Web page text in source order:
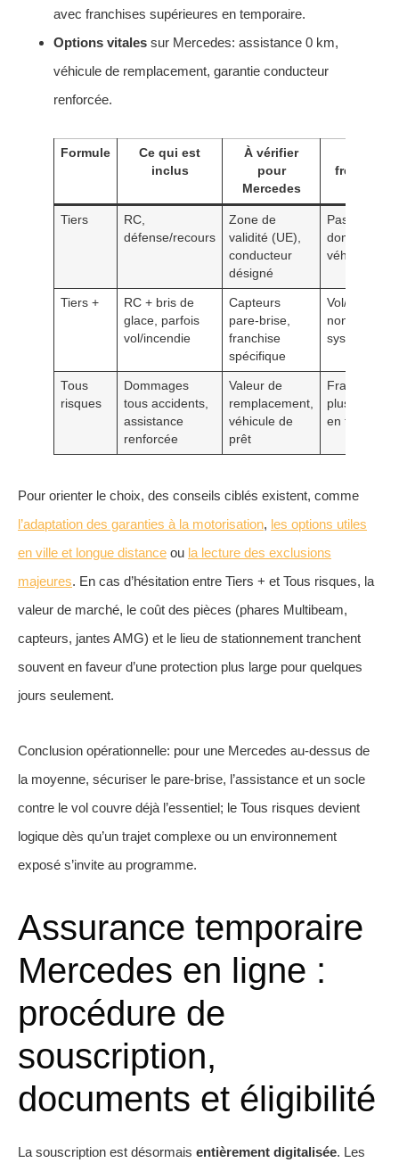
avec franchises supérieures en temporaire.
Options vitales sur Mercedes: assistance 0 km,
véhicule de remplacement, garantie conducteur
renforcée.
Formule
Ce qui est
inclus
À vérifier
pour
Mercedes
Tiers
RC,
défense/recours
Zone de
validité (UE),
conducteur
désigné
Pas de
dommages
véhicule
Tiers +
RC + bris de
glace, parfois
vol/incendie
Capteurs
pare-brise,
franchise
spécifique
Vol/incendie
non
Tous
risques
Dommages
tous accidents,
assistance
renforcée
Valeur de
remplacement,
véhicule de
prêt
Franchise
plus élevée
en
Pour orienter le choix, des conseils ciblés existent, comme
l’adaptation des garanties à la motorisation, les options utiles
en ville et longue distance ou la lecture des exclusions
majeures. En cas d’hésitation entre Tiers + et Tous risques, la
valeur de marché, le coût des pièces (phares Multibeam,
capteurs, jantes AMG) et le lieu de stationnement tranchent
souvent en faveur d’une protection plus large pour quelques
jours seulement.
Conclusion opérationnelle: pour une Mercedes au-dessus de
la moyenne, sécuriser le pare-brise, l’assistance et un socle
contre le vol couvre déjà l’essentiel; le Tous risques devient
logique dès qu’un trajet complexe ou un environnement
exposé s’invite au programme.
Assurance temporaire
Mercedes en ligne :
procédure de
souscription,
documents et éligibilité
La souscription est désormais entièrement digitalisée. Les